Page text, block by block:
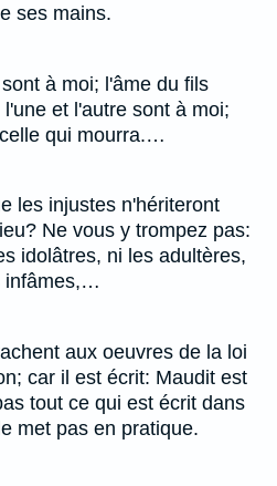
ses mains.
à moi; l'âme du fils
et l'autre sont à moi;
qui mourra.…
les injustes n'hériteront
Ne vous y trompez pas:
idolâtres, ni les adultères,
infâmes,…
aux oeuvres de la loi
car il est écrit: Maudit est
tout ce qui est écrit dans
met pas en pratique.